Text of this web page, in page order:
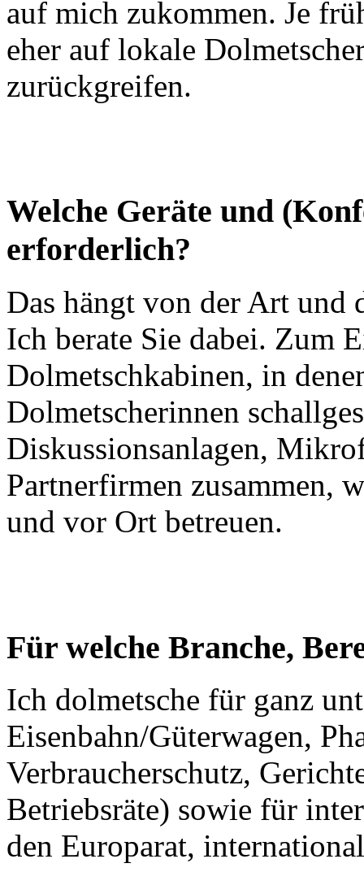
auf mich zukommen. Je
eher auf lokale
zurückgreifen.
Welche Geräte und
erforderlich?
Das hängt von der Art und
Ich berate Sie dabei. Zum
Dolmetschkabinen, in
Dolmetscherinnen
Diskussionsanlagen,
Partnerfirmen zusammen,
und vor Ort betreuen.
Für welche Branche,
Ich dolmetsche für ganz
Eisenbahn/Güterwagen,
Verbraucherschutz,
Betriebsräte) sowie für
den Europarat,